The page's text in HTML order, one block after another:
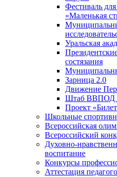
Фестиваль
«Маленькая
Уральская
состязания
Зарница 2.0
Движение
Штаб ВВПОД
Проект
Школьные
Всероссийская
Всероссийский
Духовно-
воспитание
Конкурсы
Аттестация